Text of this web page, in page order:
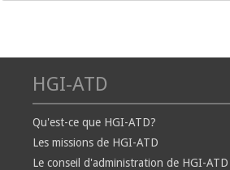
HGI-ATD
Qu'est-ce que HGI-ATD?
Les missions de HGI-ATD
Le conseil d'administration de HGI-ATD